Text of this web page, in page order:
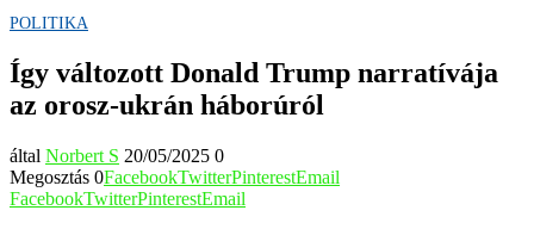
POLITIKA
Így változott Donald Trump narratívája
az orosz-ukrán háborúról
által Norbert S 20/05/2025 0
Megosztás 0FacebookTwitterPinterestEmail
FacebookTwitterPinterestEmail